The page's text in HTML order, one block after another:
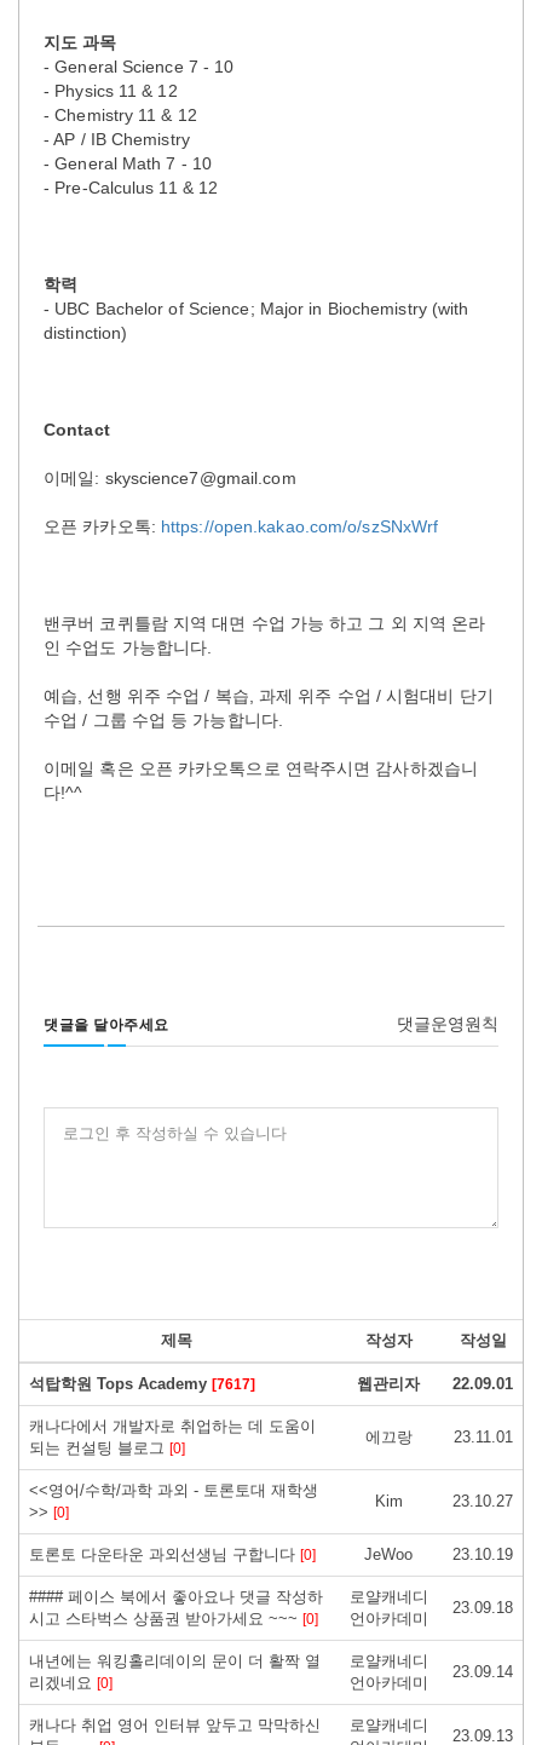
지도 과목
- General Science 7 - 10
- Physics 11 & 12
- Chemistry 11 & 12
- AP / IB Chemistry
- General Math 7 - 10
- Pre-Calculus 11 & 12
학력
- UBC Bachelor of Science; Major in Biochemistry (with
distinction)
Contact
이메일: skyscience7@gmail.com
오픈 카카오톡: https://open.kakao.com/o/szSNxWrf
밴쿠버 코퀴틀람 지역 대면 수업 가능 하고 그 외 지역 온라
인 수업도 가능합니다.
예습, 선행 위주 수업 / 복습, 과제 위주 수업 / 시험대비 단기
수업 / 그룹 수업 등 가능합니다.
이메일 혹은 오픈 카카오톡으로 연락주시면 감사하겠습니
다!^^
댓글을 달아주세요 댓글운영원칙
로그인 후 작성하실 수 있습니다
제목 작성자 작성일
석탑학원 Tops Academy [7617] 웹관리자 22.09.01
캐나다에서 개발자로 취업하는 데 도움이
되는 컨설팅 블로그 [0]
에끄랑 23.11.01
<<영어/수학/과학 과외 - 토론토대 재학생
>> [0]
Kim 23.10.27
토론토 다운타운 과외선생님 구합니다 [0] JeWoo 23.10.19
#### 페이스 북에서 좋아요나 댓글 작성하
시고 스타벅스 상품권 받아가세요 ~~~ [0]
로얄캐네디
언아카데미
23.09.18
내년에는 워킹홀리데이의 문이 더 활짝 열
리겠네요 [0]
로얄캐네디
언아카데미
23.09.14
캐나다 취업 영어 인터뷰 앞두고 막막하신
로얄캐네디
23.09.13